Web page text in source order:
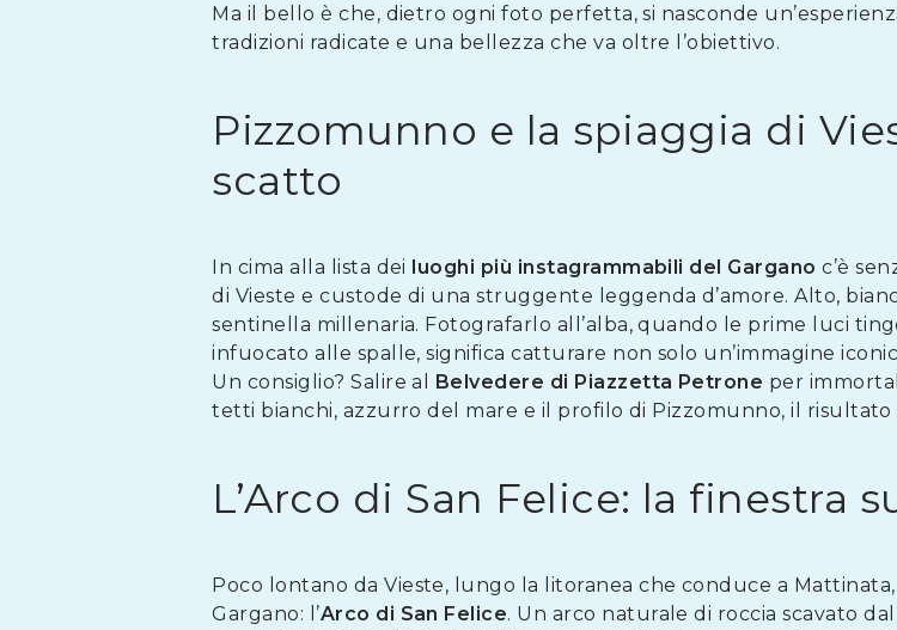
Ma il bello è che, dietro ogni foto perfetta, si nasconde
tradizioni radicate e una bellezza che va oltre l’obiettivo.
Pizzomunno e la spiaggia di
scatto
In cima alla lista dei luoghi più instagrammabili del Gargano c’è
di Vieste e custode di una struggente leggenda d’amore. Alto,
sentinella millenaria. Fotografarlo all’alba, quando le prime luci
infuocato alle spalle, significa catturare non solo un’immagine
Un consiglio? Salire al
Belvedere di Piazzetta Petrone per
tetti bianchi, azzurro del mare e il profilo di Pizzomunno, il risultato
L’Arco di San Felice: la finestra
Poco lontano da Vieste, lungo la litoranea che conduce a
Gargano: l’Arco di San Felice. Un arco naturale di roccia scavato